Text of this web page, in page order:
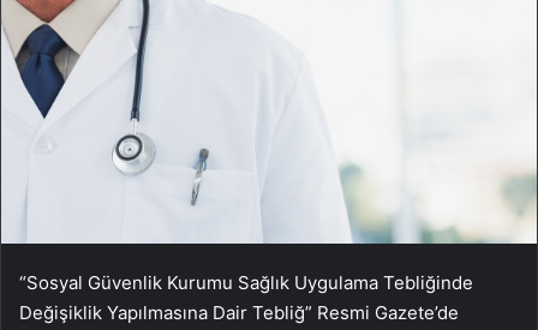
“Sosyal Güvenlik Kurumu Sağlık Uygulama Tebliğinde
Değişiklik Yapılmasına Dair Tebliğ” Resmi Gazete’de